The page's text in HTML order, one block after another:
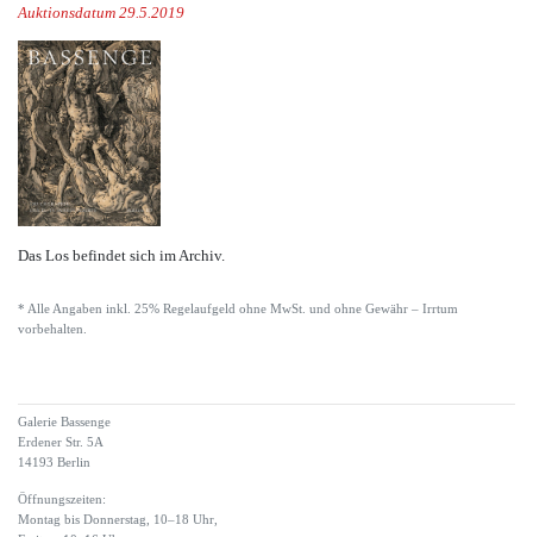
Auktionsdatum 29.5.2019
Das Los befindet sich im Archiv.
* Alle Angaben inkl. 25% Regelaufgeld ohne MwSt. und ohne Gewähr – Irrtum
vorbehalten.
Galerie Bassenge
Erdener Str. 5A
14193 Berlin
Öffnungszeiten:
Montag bis Donnerstag, 10–18 Uhr,